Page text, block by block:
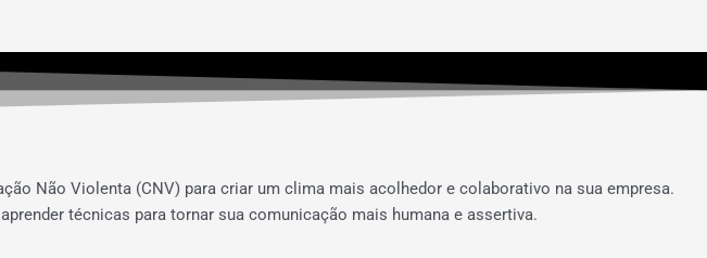
Não Violenta (CNV) para criar um clima mais acolhedor e colaborativo na sua empresa.
técnicas para tornar sua comunicação mais humana e assertiva.